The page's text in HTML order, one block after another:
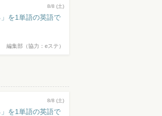
8/8 (土)
」を1単語の英語で
編集部（協力：eステ）
8/8 (土)
」を1単語の英語で